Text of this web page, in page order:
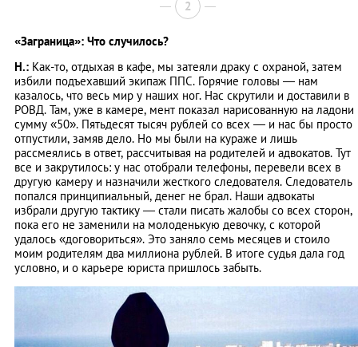
2
«Заграница»: Что случилось?
Н.: Как-то, отдыхая в кафе, мы затеяли драку с охраной, затем
избили подъехавший экипаж ППС. Горячие головы — нам
казалось, что весь мир у наших ног. Нас скрутили и доставили в
РОВД. Там, уже в камере, мент показал нарисованную на ладони
сумму «50». Пятьдесят тысяч рублей со всех ― и нас бы просто
отпустили, замяв дело. Но мы были на кураже и лишь
рассмеялись в ответ, рассчитывая на родителей и адвокатов. Тут
все и закрутилось: у нас отобрали телефоны, перевели всех в
другую камеру и назначили жесткого следователя. Следователь
попался принципиальный, денег не брал. Наши адвокаты
избрали другую тактику — стали писать жалобы со всех сторон,
пока его не заменили на молоденькую девочку, с которой
удалось «договориться». Это заняло семь месяцев и стоило
моим родителям два миллиона рублей. В итоге судья дала год
условно, и о карьере юриста пришлось забыть.